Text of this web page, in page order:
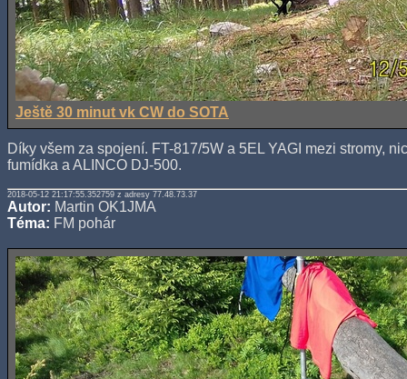
Ještě 30 minut vk CW do SOTA
Díky všem za spojení. FT-817/5W a 5EL YAGI mezi stromy,
fumídka a ALINCO DJ-500.
2018-05-12 21:17:55.352759 z adresy 77.48.73.37
Autor: Martin OK1JMA
Téma: FM pohár